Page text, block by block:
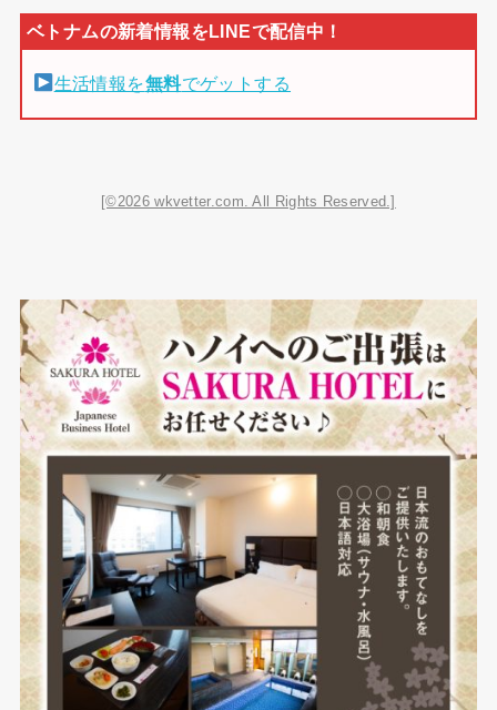
生活情報を無料でゲットする
[©2026 wkvetter.com. All Rights Reserved.]